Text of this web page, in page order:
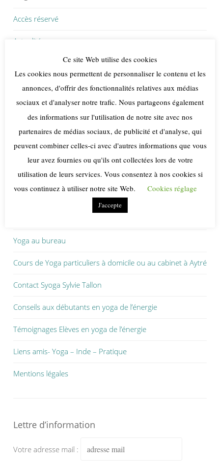
Accès réservé
Actualités yoga
Articles et publications yoga et culture de l’Inde
Cours de yoga de l’énergie en ligne
Méditation
Publications Yoga
Syoga Yoga de l’énergie
Yoga de l’énergie
Cours & ateliers de Yoga de l’énergie
Yoga au bureau
Cours de Yoga particuliers à domicile ou au cabinet à Aytré
Contact Syoga Sylvie Tallon
Conseils aux débutants en yoga de l’énergie
Témoignages Elèves en yoga de l’énergie
Liens amis- Yoga – Inde – Pratique
Mentions légales
Lettre d’information
Votre adresse mail :
Ce site Web utilise des cookies
Les cookies nous permettent de personnaliser le contenu et les
annonces, d'offrir des fonctionnalités relatives aux médias
sociaux et d'analyser notre trafic. Nous partageons également
des informations sur l'utilisation de notre site avec nos
partenaires de médias sociaux, de publicité et d'analyse, qui
peuvent combiner celles-ci avec d'autres informations que vous
leur avez fournies ou qu'ils ont collectées lors de votre
utilisation de leurs services. Vous consentez à nos cookies si
vous continuez à utiliser notre site Web.
Cookies réglage
J'accepte